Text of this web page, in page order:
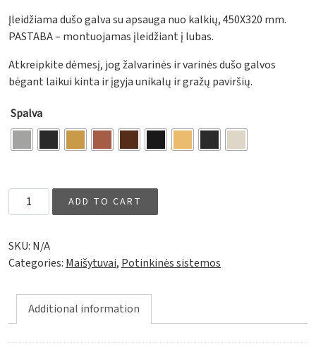
Įleidžiama dušo galva su apsauga nuo kalkių, 450X320 mm.
PASTABA – montuojamas įleidžiant į lubas.
Atkreipkite dėmesį, jog žalvarinės ir varinės dušo galvos
bėgant laikui kinta ir įgyja unikalų ir gražų paviršių.
Spalva
Tapwell ZSOF092, 450X320 mm įleidžiama dušo galva quantity
ADD TO CART
SKU: N/A
Categories: Maišytuvai, Potinkinės sistemos
Additional information